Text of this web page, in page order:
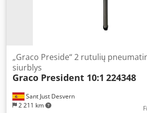
Sant Just Desvern
2 211 km
„Graco Preside“ 2 rutulių
siurblys
Graco President 10:1 224348